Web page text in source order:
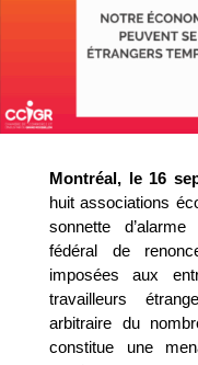
Montréal, le 16
huit associations
sonnette
fédéral de
imposées aux
travailleurs
arbitraire du
constitue une